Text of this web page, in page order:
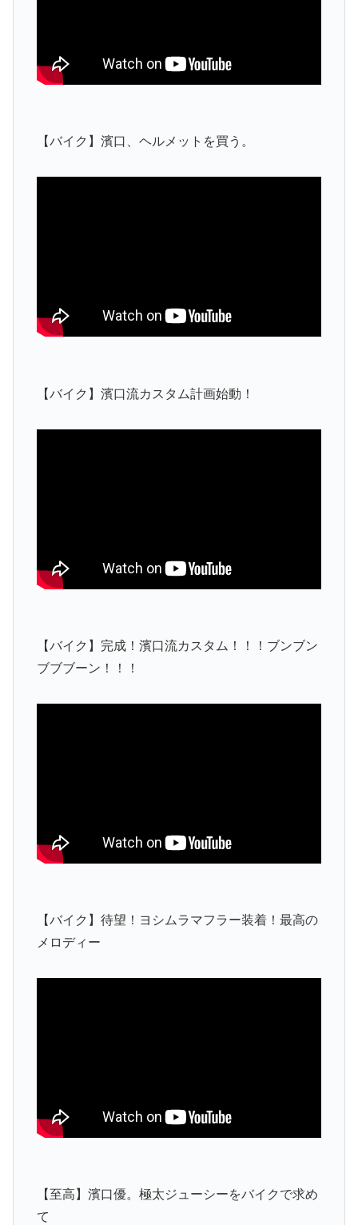
【バイク】濱口、ヘルメットを買う。
【バイク】濱口流カスタム計画始動！
【バイク】完成！濱口流カスタム！！！ブンブン
ブブブーン！！！
【バイク】待望！ヨシムラマフラー装着！最高の
メロディー
【至高】濱口優。極太ジューシーをバイクで求め
て